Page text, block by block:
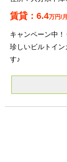
6.4万円/月
キャンペーン中
珍しいビルトイン
す♪